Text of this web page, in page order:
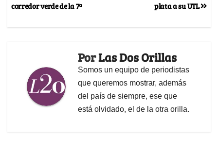
plata a su UTL
corredor verde de la 7ª
PorLas Dos Orillas
Somos un equipo de periodistas
que queremos mostrar, además
del país de siempre, ese que
está olvidado, el de la otra orilla.